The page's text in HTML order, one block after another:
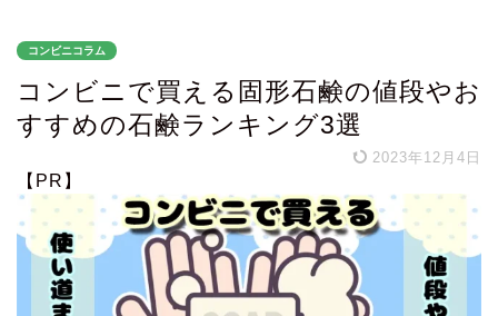
コンビニコラム
コンビニで買える固形石鹸の値段やお
すすめの石鹸ランキング3選
2023年12月4日
【PR】